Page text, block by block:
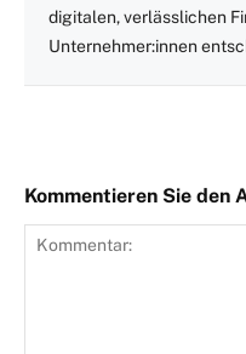
digitalen, verlässlichen
Unternehmer:innen
Kommentieren Sie den